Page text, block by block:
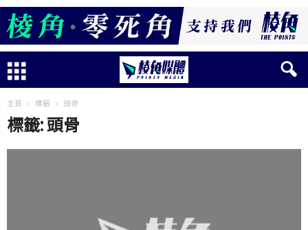
主頁 標籤 頭骨
標籤: 頭骨